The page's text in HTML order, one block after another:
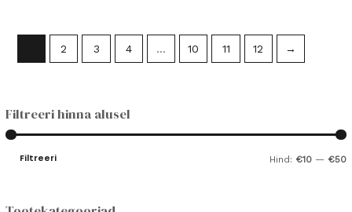
Filtreeri hinna alusel
Filtreeri Hind: €10— €50
2 3 4 … 10 11 12 →